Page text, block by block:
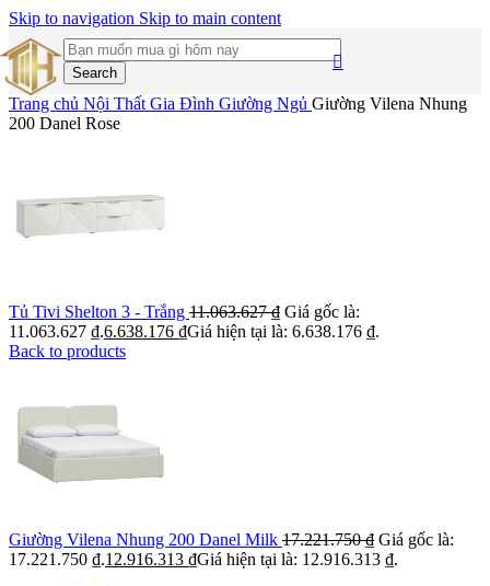
Skip to navigation Skip to main content
Search
Trang chủ Nội Thất Gia Đình Giường Ngủ Giường Vilena Nhung
200 Danel Rose
Tủ Tivi Shelton 3 - Trắng 11.063.627₫ Giá gốc là:
11.063.627 ₫.6.638.176 ₫Giá hiện tại là: 6.638.176 ₫.
Back to products
Giường Vilena Nhung 200 Danel Milk 17.221.750₫ Giá gốc là:
17.221.750 ₫.12.916.313 ₫Giá hiện tại là: 12.916.313 ₫.